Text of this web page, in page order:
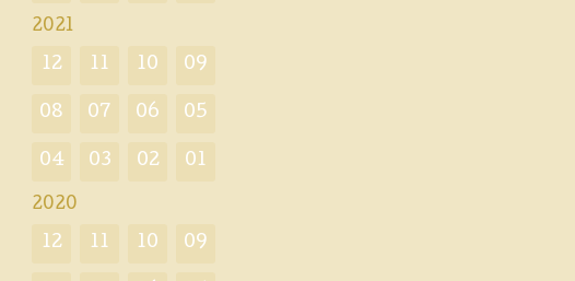
2021
12 11 10 09
08 07 06 05
04 03 02 01
2020
12 11 10 09